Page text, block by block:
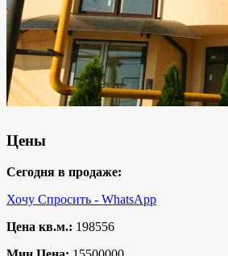
Цены
Сегодня в продаже:
Хочу Спросить - WhatsApp
Цена кв.м.: 198556